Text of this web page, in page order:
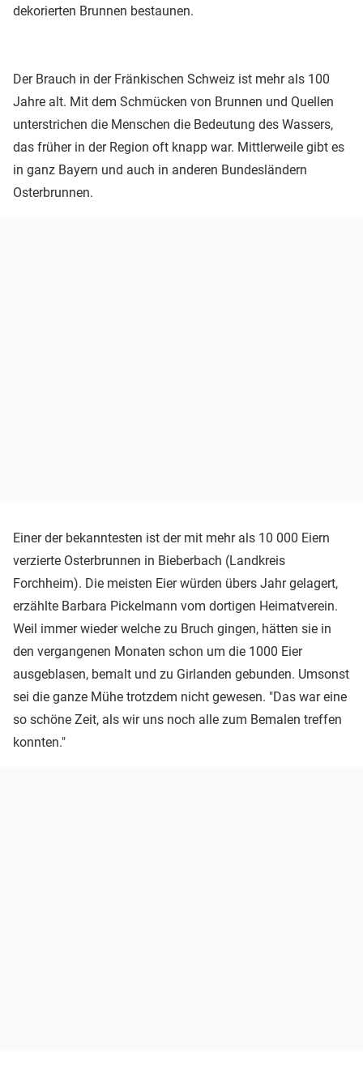
dekorierten Brunnen bestaunen.
Der Brauch in der Fränkischen Schweiz ist mehr als 100
Jahre alt. Mit dem Schmücken von Brunnen und Quellen
unterstrichen die Menschen die Bedeutung des Wassers,
das früher in der Region oft knapp war. Mittlerweile gibt es
in ganz Bayern und auch in anderen Bundesländern
Osterbrunnen.
Einer der bekanntesten ist der mit mehr als 10 000 Eiern
verzierte Osterbrunnen in Bieberbach (Landkreis
Forchheim). Die meisten Eier würden übers Jahr gelagert,
erzählte Barbara Pickelmann vom dortigen Heimatverein.
Weil immer wieder welche zu Bruch gingen, hätten sie in
den vergangenen Monaten schon um die 1000 Eier
ausgeblasen, bemalt und zu Girlanden gebunden. Umsonst
sei die ganze Mühe trotzdem nicht gewesen. "Das war eine
so schöne Zeit, als wir uns noch alle zum Bemalen treffen
konnten."